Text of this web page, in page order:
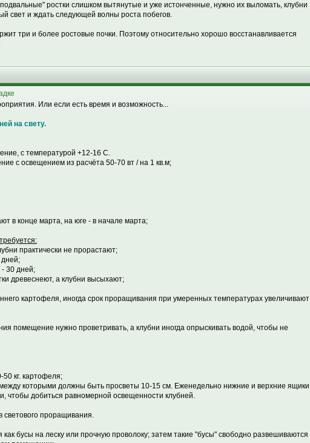
ростки слишком вытянутые и уже истонченные, нужно их выломать, клубни
свет и ждать следующей волны роста побегов.
три и более ростовые почки. Поэтому относительно хорошо восстанавливается
Или если есть время и возможность...
на свету.
с температурой +12-16 С.
с освещением из расчёта 50-70 вт / на 1 кв.м;
в конце марта, на юге - в начале марта;
практически не прорастают;
30 дней;
древеснеют, а клубни высыхают;
картофеля, иногда срок проращивания при умеренных температурах увеличивают
помещение нужно проветривать, а клубни иногда опрыскивать водой, чтобы не
50 кг. картофеля;
которыми должны быть просветы 10-15 см. Еженедельно нижние и верхние ящики
чтобы добиться равномерной освещенности клубней.
светового проращивания.
как бусы на леску или прочную проволоку; затем такие "бусы" свободно развешиваются